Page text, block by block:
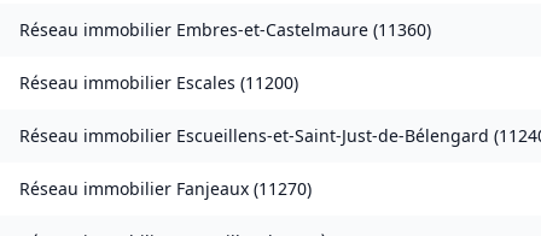
Réseau immobilier Embres-et-Castelmaure (11360)
Réseau immobilier Escales (11200)
Réseau immobilier Escueillens-et-Saint-Just-de-Bélengard (
Réseau immobilier Fanjeaux (11270)